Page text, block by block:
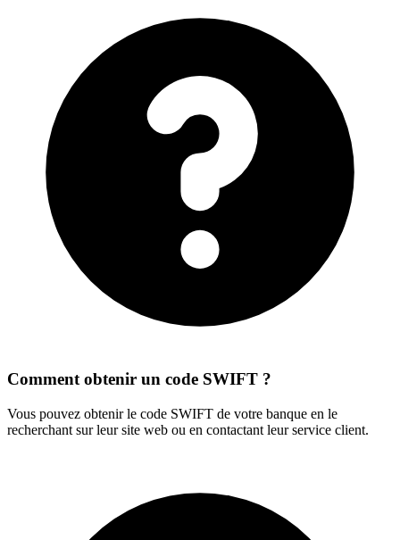
Comment obtenir un code SWIFT ?
Vous pouvez obtenir le code SWIFT de votre banque en le
recherchant sur leur site web ou en contactant leur service client.